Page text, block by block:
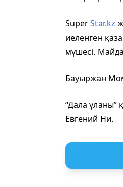
SuperStar.kz
иеленген
мүшесі.
Бауыржан
“Дала
Евгений Ни.